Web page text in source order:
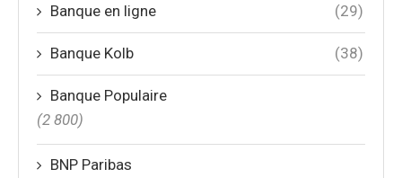
Banque en ligne (29)
Banque Kolb (38)
Banque Populaire
(2 800)
BNP Paribas